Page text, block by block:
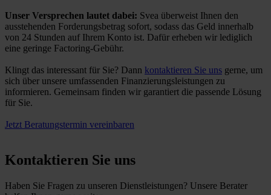
Unser Versprechen lautet dabei: Svea überweist Ihnen den
ausstehenden Forderungsbetrag sofort, sodass das Geld innerhalb
von 24 Stunden auf Ihrem Konto ist. Dafür erheben wir lediglich
eine geringe Factoring-Gebühr.
Klingt das interessant für Sie? Dann kontaktieren Sie uns gerne, um
sich über unsere umfassenden Finanzierungsleistungen zu
informieren. Gemeinsam finden wir garantiert die passende Lösung
für Sie.
Jetzt Beratungstermin vereinbaren
Kontaktieren Sie uns
Haben Sie Fragen zu unseren Dienstleistungen? Unsere Berater